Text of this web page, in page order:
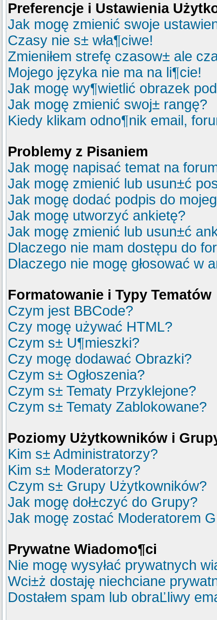
Preferencje i Ustawienia
Jak mogę zmienić swoje
Czasy nie s± wła¶ciwe!
Zmieniłem strefę czasow± ale
Mojego języka nie ma na li¶cie!
Jak mogę wy¶wietlić obrazek
Jak mogę zmienić swoj± rangę?
Kiedy klikam odno¶nik email,
Problemy z Pisaniem
Jak mogę napisać temat na
Jak mogę zmienić lub usun±ć
Jak mogę dodać podpis do
Jak mogę utworzyć ankietę?
Jak mogę zmienić lub usun±ć
Dlaczego nie mam dostępu do
Dlaczego nie mogę głosować w
Formatowanie i Typy Tematów
Czym jest BBCode?
Czy mogę używać HTML?
Czym s± U¶mieszki?
Czy mogę dodawać Obrazki?
Czym s± Ogłoszenia?
Czym s± Tematy Przyklejone?
Czym s± Tematy Zablokowane?
Poziomy Użytkowników i
Kim s± Administratorzy?
Kim s± Moderatorzy?
Czym s± Grupy Użytkowników?
Jak mogę doł±czyć do Grupy?
Jak mogę zostać Moderatorem
Prywatne Wiadomo¶ci
Nie mogę wysyłać prywatnych
Wci±ż dostaję niechciane
Dostałem spam lub obraĽliwy